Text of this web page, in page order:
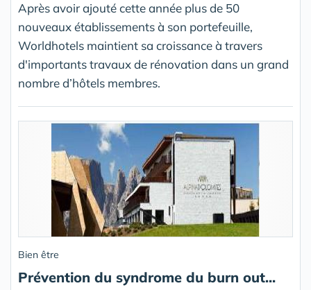
Après avoir ajouté cette année plus de 50
nouveaux établissements à son portefeuille,
Worldhotels maintient sa croissance à travers
d'importants travaux de rénovation dans un grand
nombre d’hôtels membres.
Bien être
Prévention du syndrome du burn out...